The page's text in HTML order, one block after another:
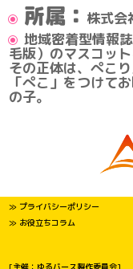
所属： 株式会
地域密着型情報
毛版）のマスコッ
その正体は、ぺこ
「ぺこ」をつけて
の子。
≫ プライバシーポリシー
≫ お役立ちコラム
[主催：ゆるバース製作委員会]